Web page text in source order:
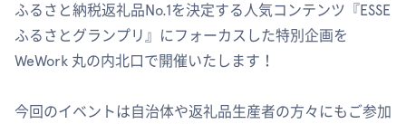
ふるさと納税返礼品No.1を決定する人気コンテンツ『ESSE
ふるさとグランプリ』にフォーカスした特別企画を
WeWork 丸の内北口で開催いたします！
今回のイベントは自治体や返礼品生産者の方々にもご参加